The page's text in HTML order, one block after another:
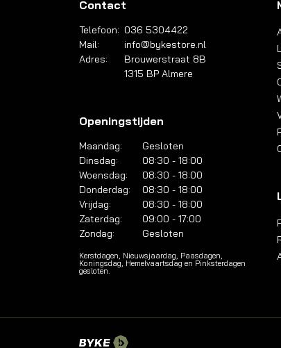
Contact
Telefoon: 036 5304422
Mail:
info@bykestore.nl
Adres:
Brouwerstraat 8B
1315 BP Almere
Openingstijden
Maandag:
Gesloten
Dinsdag:
08:30 - 18:00
Woensdag:
08:30 - 18:00
Donderdag:
08:30 - 18:00
Vrijdag:
08:30 - 18:00
Zaterdag:
09:00 - 17:00
Zondag:
Gesloten
Kerstdagen, Nieuwsjaardag, Paasdagen,
Koningsdag, Hemelvaartsdag en Pinksterdagen
gesloten.